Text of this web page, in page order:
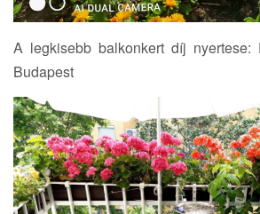
A legkisebb balkonkert díj nyertese:
Budapest